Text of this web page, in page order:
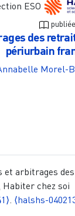
ESO
des
périurbain
Morel-
et arbitrages des
chez soi
. ⟨halshs-